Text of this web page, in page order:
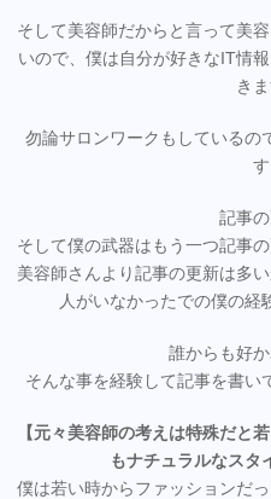
そして美容師だからと言って美
いので、僕は自分が好きなIT情
きま
勿論サロンワークもしているの
す
記事
そして僕の武器はもう一つ記事
美容師さんより記事の更新は多
人がいなかったでの僕の経
誰からも好
そんな事を経験して記事を書い
【元々美容師の考えは特殊だと
もナチュラルなスタ
僕は若い時からファッションだ